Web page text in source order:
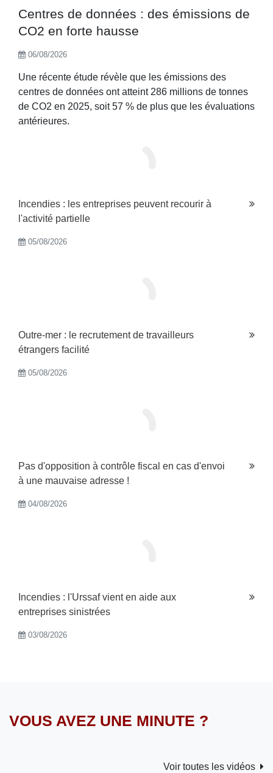
Centres de données : des émissions de
CO2 en forte hausse
06/08/2026
Une récente étude révèle que les émissions des
centres de données ont atteint 286 millions de tonnes
de CO2 en 2025, soit 57 % de plus que les évaluations
antérieures.
Incendies : les entreprises peuvent recourir à
l'activité partielle
05/08/2026
Outre-mer : le recrutement de travailleurs
étrangers facilité
05/08/2026
Pas d'opposition à contrôle fiscal en cas d'envoi
à une mauvaise adresse !
04/08/2026
Incendies : l'Urssaf vient en aide aux
entreprises sinistrées
03/08/2026
VOUS AVEZ UNE MINUTE ?
Voir toutes les vidéos